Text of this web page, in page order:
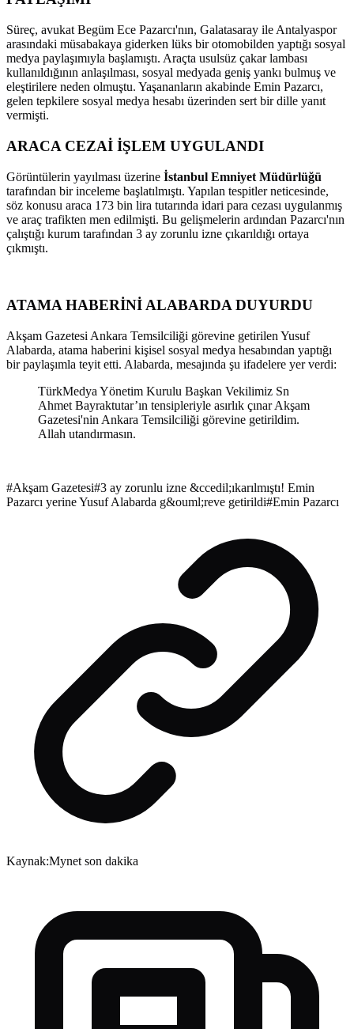
Süreç, avukat Begüm Ece Pazarcı'nın, Galatasaray ile Antalyaspor
arasındaki müsabakaya giderken lüks bir otomobilden yaptığı sosyal
medya paylaşımıyla başlamıştı. Araçta usulsüz çakar lambası
kullanıldığının anlaşılması, sosyal medyada geniş yankı bulmuş ve
eleştirilere neden olmuştu. Yaşananların akabinde Emin Pazarcı,
gelen tepkilere sosyal medya hesabı üzerinden sert bir dille yanıt
vermişti.
ARACA CEZAİ İŞLEM UYGULANDI
Görüntülerin yayılması üzerine İstanbul Emniyet Müdürlüğü
tarafından bir inceleme başlatılmıştı. Yapılan tespitler neticesinde,
söz konusu araca 173 bin lira tutarında idari para cezası uygulanmış
ve araç trafikten men edilmişti. Bu gelişmelerin ardından Pazarcı'nın
çalıştığı kurum tarafından 3 ay zorunlu izne çıkarıldığı ortaya
çıkmıştı.
ATAMA HABERİNİ ALABARDA DUYURDU
Akşam Gazetesi Ankara Temsilciliği görevine getirilen Yusuf
Alabarda, atama haberini kişisel sosyal medya hesabından yaptığı
bir paylaşımla teyit etti. Alabarda, mesajında şu ifadelere yer verdi:
TürkMedya Yönetim Kurulu Başkan Vekilimiz Sn
Ahmet Bayraktutar’ın tensipleriyle asırlık çınar Akşam
Gazetesi'nin Ankara Temsilciliği görevine getirildim.
Allah utandırmasın.
#Akşam Gazetesi#3 ay zorunlu izne &ccedil;ıkarılmıştı! Emin
Pazarcı yerine Yusuf Alabarda g&ouml;reve getirildi#Emin Pazarcı
Kaynak:Mynet son dakika